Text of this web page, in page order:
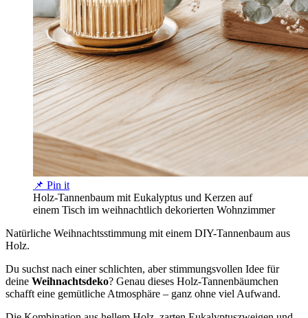
📌 Pin it
Holz-Tannenbaum mit Eukalyptus und Kerzen auf
einem Tisch im weihnachtlich dekorierten Wohnzimmer
Natürliche Weihnachtsstimmung mit einem DIY-Tannenbaum aus
Holz.
Du suchst nach einer schlichten, aber stimmungsvollen Idee für
deine Weihnachtsdeko? Genau dieses Holz-Tannenbäumchen
schafft eine gemütliche Atmosphäre – ganz ohne viel Aufwand.